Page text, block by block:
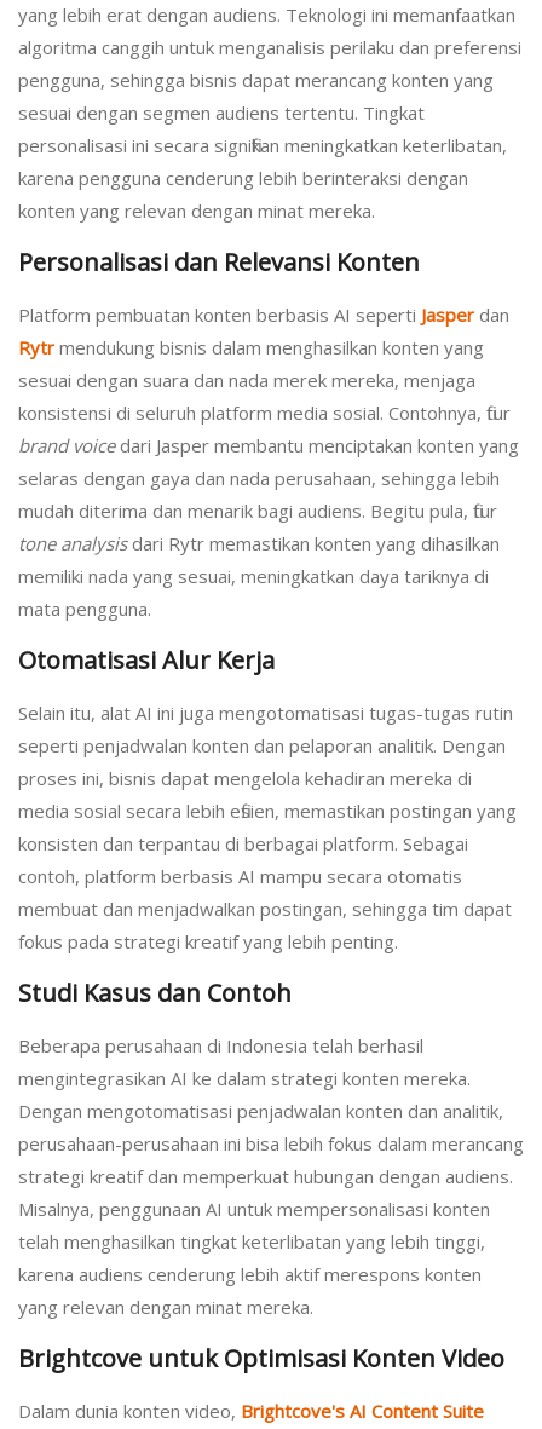
yang lebih erat dengan audiens. Teknologi ini memanfaatkan
algoritma canggih untuk menganalisis perilaku dan preferensi
pengguna, sehingga bisnis dapat merancang konten yang
sesuai dengan segmen audiens tertentu. Tingkat
personalisasi ini secara signifikan meningkatkan keterlibatan,
karena pengguna cenderung lebih berinteraksi dengan
konten yang relevan dengan minat mereka.
Personalisasi dan Relevansi Konten
Platform pembuatan konten berbasis AI seperti Jasper dan
Rytr mendukung bisnis dalam menghasilkan konten yang
sesuai dengan suara dan nada merek mereka, menjaga
konsistensi di seluruh platform media sosial. Contohnya, fitur
brand voicedari Jasper membantu menciptakan konten yang
selaras dengan gaya dan nada perusahaan, sehingga lebih
mudah diterima dan menarik bagi audiens. Begitu pula, fitur
tone analysisdari Rytr memastikan konten yang dihasilkan
memiliki nada yang sesuai, meningkatkan daya tariknya di
mata pengguna.
Otomatisasi Alur Kerja
Selain itu, alat AI ini juga mengotomatisasi tugas-tugas rutin
seperti penjadwalan konten dan pelaporan analitik. Dengan
proses ini, bisnis dapat mengelola kehadiran mereka di
media sosial secara lebih efisien, memastikan postingan yang
konsisten dan terpantau di berbagai platform. Sebagai
contoh, platform berbasis AI mampu secara otomatis
membuat dan menjadwalkan postingan, sehingga tim dapat
fokus pada strategi kreatif yang lebih penting.
Studi Kasus dan Contoh
Beberapa perusahaan di Indonesia telah berhasil
mengintegrasikan AI ke dalam strategi konten mereka.
Dengan mengotomatisasi penjadwalan konten dan analitik,
perusahaan-perusahaan ini bisa lebih fokus dalam merancang
strategi kreatif dan memperkuat hubungan dengan audiens.
Misalnya, penggunaan AI untuk mempersonalisasi konten
telah menghasilkan tingkat keterlibatan yang lebih tinggi,
karena audiens cenderung lebih aktif merespons konten
yang relevan dengan minat mereka.
Brightcove untuk Optimisasi Konten Video
Dalam dunia konten video, Brightcove's AI Content Suite